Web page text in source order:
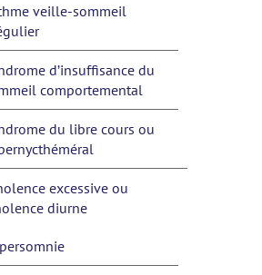
veille-sommeil
d’insuffisance du
comportemental
du libre cours ou
excessive ou
diurne